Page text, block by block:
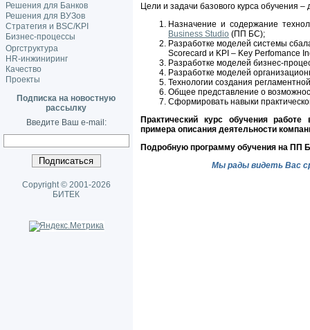
Цели и задачи базового курса обучения –
Назначение и содержание
Business Studio (ПП БС);
Разработке моделей системы
Scorecard и KPI – Key Perfomance
Разработке моделей бизнес-
Разработке моделей
Технологии создания
Общее представление о
Сформировать навыки
Практический курс обучения
примера описания деятельности
Подробную программу обучения на ПП
Мы рады видеть Вас
Решения для Банков
Решения для ВУЗов
Стратегия и BSC/KPI
Бизнес-процессы
Оргструктура
HR-инжиниринг
Качество
Проекты
Подписка на новостную
рассылку
Введите Ваш e-mail:
Copyright © 2001-2026
БИТЕК